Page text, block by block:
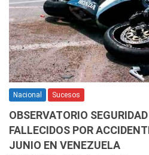
Nacional Sucesos
OBSERVATORIO
FALLECIDOS POR
JUNIO EN VENEZUELA